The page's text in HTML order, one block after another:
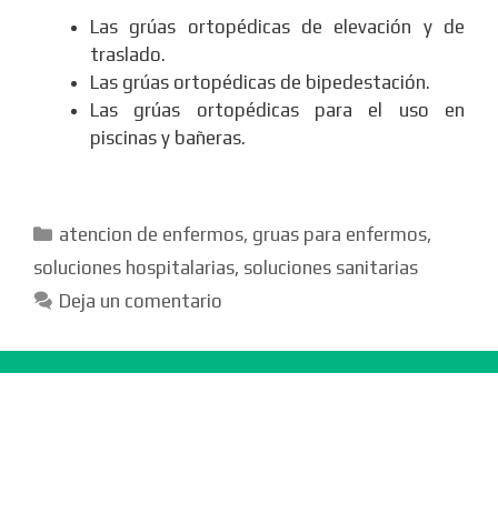
Las grúas ortopédicas de elevación y de
traslado.
Las grúas ortopédicas de bipedestación.
Las grúas ortopédicas para el uso en
piscinas y bañeras.
Categorías
atencion de enfermos, gruas para enfermos,
soluciones hospitalarias, soluciones sanitarias
Deja un comentario